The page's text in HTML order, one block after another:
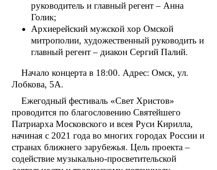
руководитель и главный регент – Анна
Голик;
Архиерейский мужской хор Омской
митрополии, художественный руководить и
главный регент – диакон Сергий Палий.
Начало концерта в 18:00. Адрес: Омск, ул.
Лобкова, 5А.
Ежегодный фестиваль «Свет Христов»
проводится по благословению Святейшего
Патриарха Московского и всея Руси Кирилла,
начиная с 2021 года во многих городах России и
странах ближнего зарубежья. Цель проекта –
содействие музыкально-просветительской